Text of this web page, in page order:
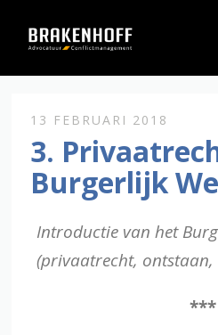
13 FEBRUARI 2018
3.
Burgerlijk
Introductie van het
(privaatrecht, ontstaan,
***